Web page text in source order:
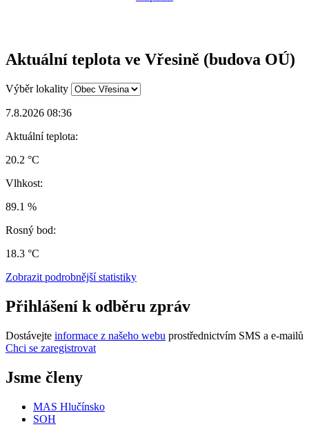
Aktuální teplota ve Vřesině (budova OÚ)
Výběr lokality
7.8.2026 08:36
Aktuální teplota:
20.2 °C
Vlhkost:
89.1 %
Rosný bod:
18.3 °C
Zobrazit podrobnější statistiky
Přihlášení k odběru zpráv
Dostávejte informace z našeho webu prostřednictvím SMS a e-mailů
Chci se zaregistrovat
Jsme členy
MAS Hlučínsko
SOH